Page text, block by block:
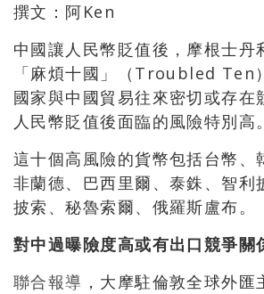
撰文：阿Ken
中國讓人民幣貶值後，摩根士丹
「麻煩十國」（Troubled Ten
國家與中國貿易往來密切或存在
人民幣貶值後面臨的風險特別高。
這十個高風險的貨幣包括台幣、
非蘭德、巴西里爾、泰銖、智利
披索、秘魯索爾、俄羅斯盧布。
對中過曝險度高或有出口競爭關
聯合報導 ，大摩駐倫敦全球外匯